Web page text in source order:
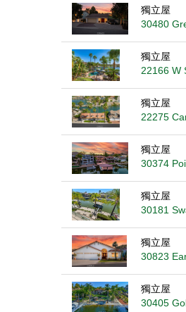
獨立屋
30480
獨立屋
22166 W
獨立屋
22275
獨立屋
30374
獨立屋
30181
獨立屋
30823
獨立屋
30405